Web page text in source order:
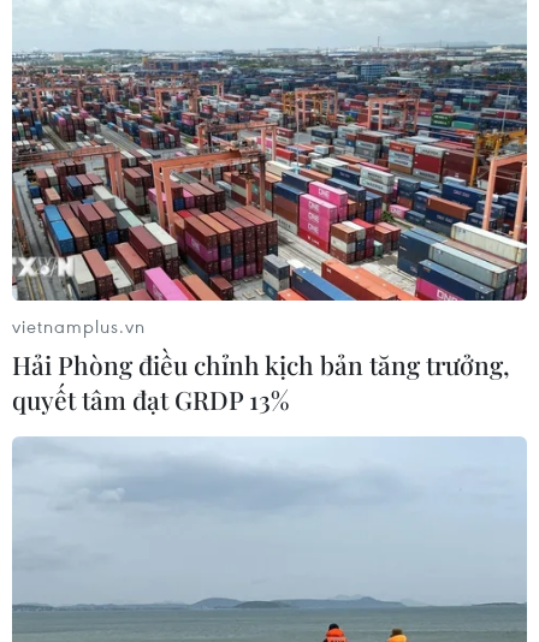
vietnamplus.vn
Hải Phòng điều chỉnh kịch bản tăng trưởng,
quyết tâm đạt GRDP 13%